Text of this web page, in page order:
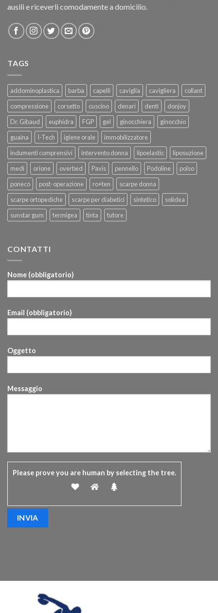
ausili e riceverli comodamente a domicilio.
TAGS
addominoplastica barba capelli caviglia cavigliera
collant
compressione
corsetto cuscino denari denti
donjoy
Dr. Gibaud
euphidra FGP gel ginocchiera
ginocchio
guaina
I-Tech igiene orale
immobilizzatore
indumenti comprensivi
intervento donna lipoelastic
liposuzione
medi
orione overbed Pavis pennello Podoline
polso
poneco
post-operazione ro+ten
scarpe donna
scarpe ortopediche
scarpe per diabetici sintetico
solidea
sunstar gum
termigea tinta tutore
CONTATTI
Nome (obbligatorio)
Email (obbligatorio)
Oggetto
Messaggio
Please prove you are human by selecting the tree.